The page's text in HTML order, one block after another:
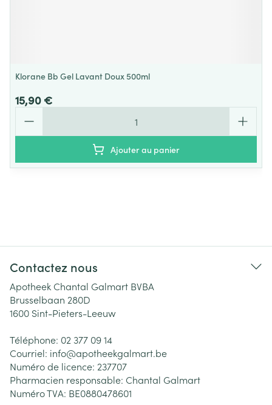
Klorane Bb Gel Lavant Doux 500ml
15,90 €
Ajouter au panier
Contactez nous
Apotheek Chantal Galmart BVBA
Brusselbaan 280D
1600 Sint-Pieters-Leeuw
Téléphone: 02 377 09 14
Courriel: info@apotheekgalmart.be
Numéro de licence: 237707
Pharmacien responsable: Chantal Galmart
Numéro TVA: BE0880478601